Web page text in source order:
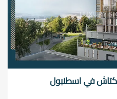
في اسطنبول